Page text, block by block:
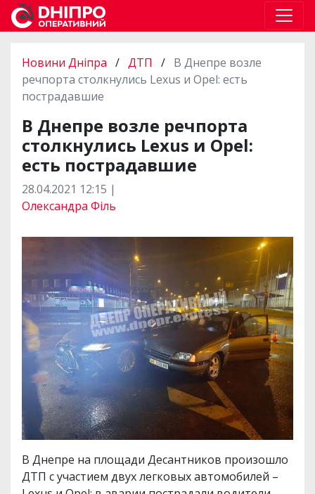
Новини Дніпра / ДТП / В Днепре возле
речпорта столкнулись Lexus и Opel: есть
пострадавшие
В Днепре возле речпорта
столкнулись Lexus и Opel:
есть пострадавшие
28.04.2021 12:15 |
Олександра Філь
В Днепре на площади Десантников произошло
ДТП с участием двух легковых автомобилей –